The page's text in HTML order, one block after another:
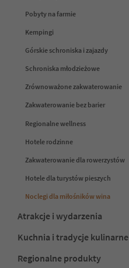
Pobyty na farmie
Kempingi
Górskie schroniska i zajazdy
Schroniska młodzieżowe
Zrównoważone zakwaterowanie
Zakwaterowanie bez barier
Regionalne wellness
Hotele rodzinne
Zakwaterowanie dla rowerzystów
Hotele dla turystów pieszych
Noclegi dla miłośników wina
Atrakcje i wydarzenia
Kuchnia i tradycje kulinarne
Regionalne produkty